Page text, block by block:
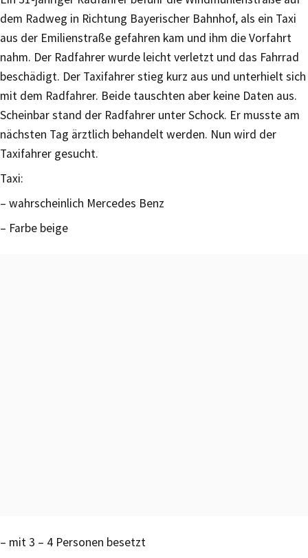
dem Radweg in Richtung Bayerischer Bahnhof, als ein Taxi
aus der Emilienstraße gefahren kam und ihm die Vorfahrt
nahm. Der Radfahrer wurde leicht verletzt und das Fahrrad
beschädigt. Der Taxifahrer stieg kurz aus und unterhielt sich
mit dem Radfahrer. Beide tauschten aber keine Daten aus.
Scheinbar stand der Radfahrer unter Schock. Er musste am
nächsten Tag ärztlich behandelt werden. Nun wird der
Taxifahrer gesucht.
Taxi:
– wahrscheinlich Mercedes Benz
– Farbe beige
– mit 3 – 4 Personen besetzt